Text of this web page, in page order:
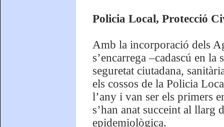
Policia Local, Protecció
Amb la incorporació dels
s’encarrega –cadascú en
seguretat ciutadana,
els cossos de la Policia
l’any i van ser els primers
s’han anat succeint al llarg
epidemiològica.